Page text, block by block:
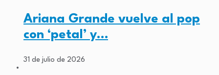
Ariana Grande vuelve al pop
con ‘petal’ y…
31 de julio de 2026